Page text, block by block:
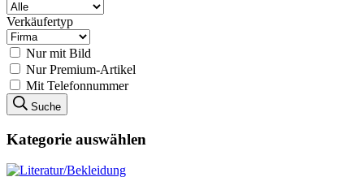
Verkäufertyp
Nur mit Bild
Nur Premium-Artikel
Mit Telefonnummer
Suche
Kategorie auswählen